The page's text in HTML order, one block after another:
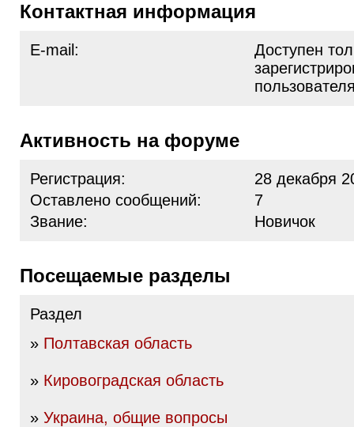
Контактная информация
E-mail:
Доступен
Активность на форуме
Регистрация:
28 декабря
Оставлено сообщений:
7
Звание:
Новичок
Посещаемые разделы
Раздел
» Полтавская область
» Кировоградская область
» Украина, общие вопросы